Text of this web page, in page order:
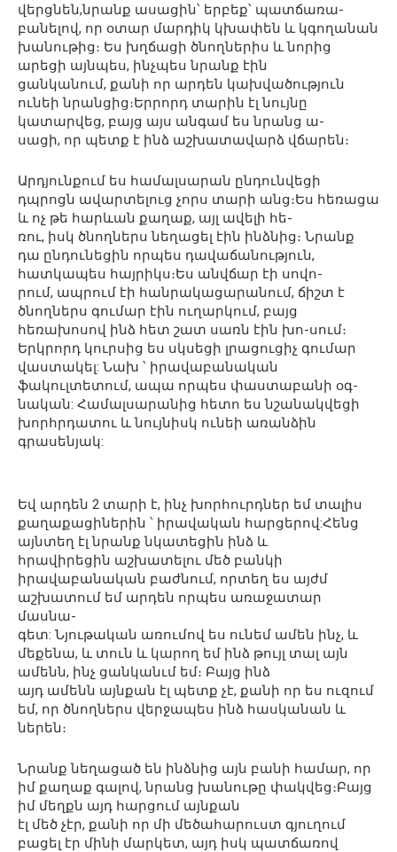
վերցնեն,նրանք ասացին՝ երբեք՝ պատճառա-
բանելով, որ օտար մարդիկ կխափեն և կգողանան
խանութից։ Ես խղճացի ծնողներիս և նորից
արեցի այնպես, ինչպես նրանք էին
ցանկանում, քանի որ արդեն կախվածություն
ունեի նրանցից։Երրորդ տարին էլ նույնը
կատարվեց, բայց այս անգամ ես նրանց ա-
սացի, որ պետք է ինձ աշխատավարձ վճարեն։
Արդյունքում ես համալսարան ընդունվեցի
դպրոցն ավարտելուց չորս տարի անց։Ես հեռացա
և ոչ թե հարևան քաղաք, այլ ավելի հե-
ռու, իսկ ծնողներս նեղացել էին ինձնից։ Նրանք
դա ընդունեցին որպես դավաճանություն,
հատկապես հայրիկս։Ես անվճար էի սովո-
րում, ապրում էի հանրակացարանում, ճիշտ է
ծնողներս գումար էին ուղարկում, բայց
հեռախոսով ինձ հետ շատ սառն էին խո-սում։
Երկրորդ կուրսից ես սկսեցի լրացուցիչ գումար
վաստակել: Նախ ՝ իրավաբանական
ֆակուլտետում, ապա որպես փաստաբանի օգ-
նական: Համալսարանից հետո ես նշանակվեցի
խորհրդատու և նույնիսկ ունեի առանձին
գրասենյակ:
Եվ արդեն 2 տարի է, ինչ խորհուրդներ եմ տալիս
քաղաքացիներին ՝ իրավական հարցերով:Հենց
այնտեղ էլ նրանք նկատեցին ինձ և
հրավիրեցին աշխատելու մեծ բանկի
իրավաբանական բաժնում, որտեղ ես այժմ
աշխատում եմ արդեն որպես առաջատար
մասնա-
գետ: Նյութական առումով ես ունեմ ամեն ինչ, և
մեքենա, և տուն և կարող եմ ինձ թույլ տալ այն
ամենն, ինչ ցանկանւմ եմ։ Բայց ինձ
այդ ամենն այնքան էլ պետք չէ, քանի որ ես ուզում
եմ, որ ծնողներս վերջապես ինձ հասկանան և
ներեն։
Նրանք նեղացած են ինձնից այն բանի համար, որ
իմ քաղաք գալով, նրանց խանութը փակվեց։Բայց
իմ մեղքն այդ հարցում այնքան
էլ մեծ չէր, քանի որ մի մեծահարուստ գյուղում
բացել էր մինի մարկետ, այդ իսկ պատճառով